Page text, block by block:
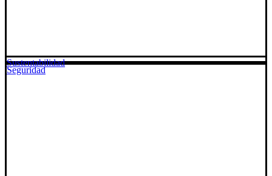
Seguridad
Sustentabilidad